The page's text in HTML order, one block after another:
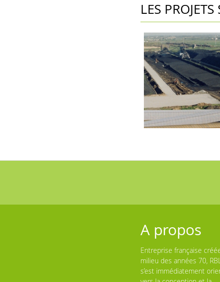
LES
A propos
Entreprise française
milieu des années 70,
s’est immédiatement